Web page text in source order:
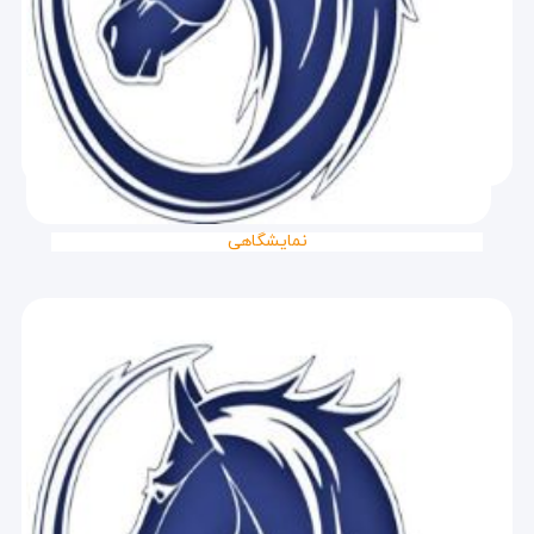
نمایشگاهی